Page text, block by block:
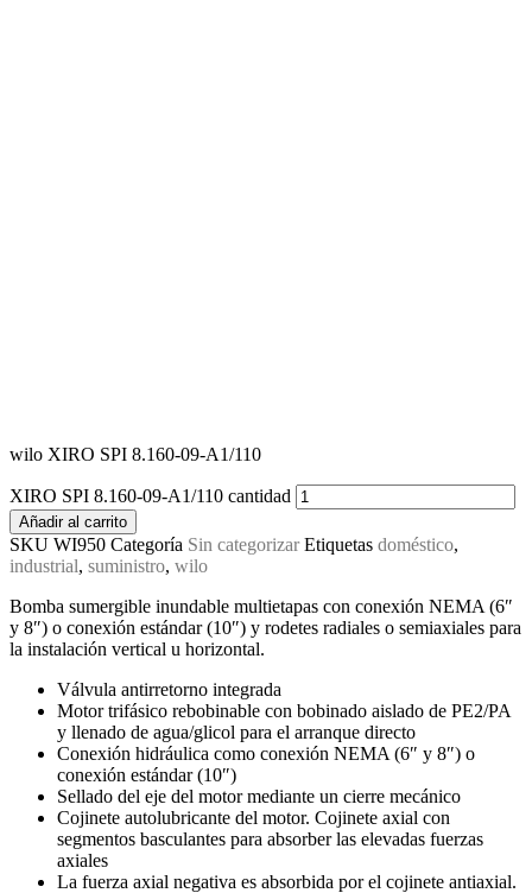
wilo XIRO SPI 8.160-09-A1/110
XIRO SPI 8.160-09-A1/110 cantidad
Añadir al carrito
SKU WI950 Categoría Sin categorizar Etiquetas doméstico,
industrial, suministro, wilo
Bomba sumergible inundable multietapas con conexión NEMA (6″
y 8″) o conexión estándar (10″) y rodetes radiales o semiaxiales para
la instalación vertical u horizontal.
Válvula antirretorno integrada
Motor trifásico rebobinable con bobinado aislado de PE2/PA
y llenado de agua/glicol para el arranque directo
Conexión hidráulica como conexión NEMA (6″ y 8″) o
conexión estándar (10″)
Sellado del eje del motor mediante un cierre mecánico
Cojinete autolubricante del motor. Cojinete axial con
segmentos basculantes para absorber las elevadas fuerzas
axiales
La fuerza axial negativa es absorbida por el cojinete antiaxial.